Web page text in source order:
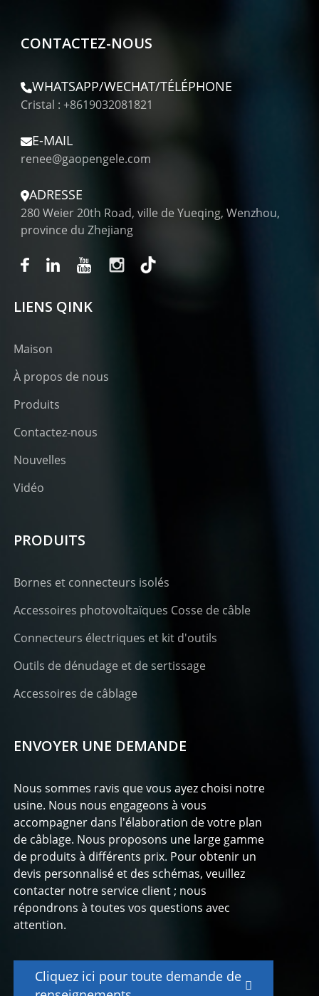
CONTACTEZ-NOUS
WHATSAPP/WECHAT/TÉLÉPHONE
Cristal : +8619032081821
E-MAIL
renee@gaopengele.com
ADRESSE
280 Weier 20th Road, ville de Yueqing, Wenzhou,
province du Zhejiang
LIENS QINK
Maison
À propos de nous
Produits
Contactez-nous
Nouvelles
Vidéo
PRODUITS
Bornes et connecteurs isolés
Accessoires photovoltaïques Cosse de câble
Connecteurs électriques et kit d'outils
Outils de dénudage et de sertissage
Accessoires de câblage
ENVOYER UNE DEMANDE
Nous sommes ravis que vous ayez choisi notre
usine. Nous nous engageons à vous
accompagner dans l'élaboration de votre plan
de câblage. Nous proposons une large gamme
de produits à différents prix. Pour obtenir un
devis personnalisé et des schémas, veuillez
contacter notre service client ; nous
répondrons à toutes vos questions avec
attention.
Cliquez ici pour toute demande de